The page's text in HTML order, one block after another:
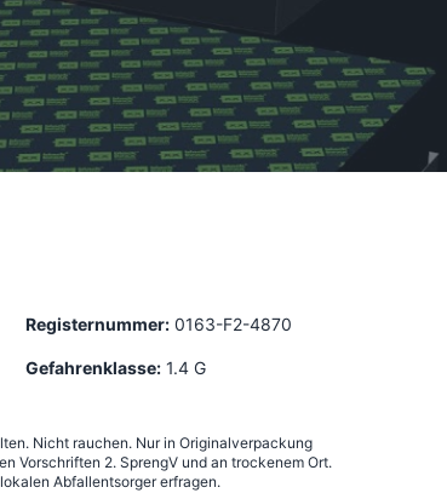
Registernummer: 0163-F2-4870
Gefahrenklasse: 1.4 G
Nicht rauchen. Nur in Originalverpackung
Vorschriften 2. SprengV und an trockenem Ort.
Abfallentsorger erfragen.